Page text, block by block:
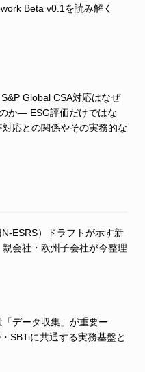
Beta v0.1を読み解く
S&P Global CSA対応はなぜ
か― ESG評価だけではな
対応との関係やその実務的な
ESRS）ドラフトが示す新
会社・欧州子会社が今整理
データ収集」が重要ー
SBTiに共通する実務基盤と